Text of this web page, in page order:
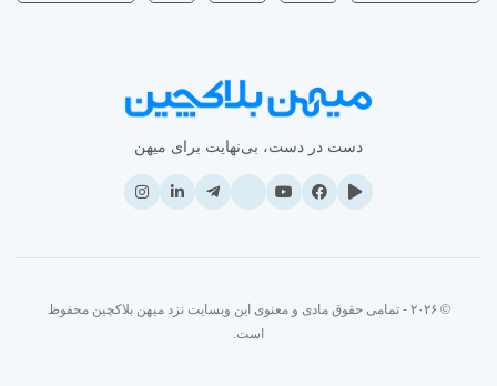
دست در دست، بی‌نهایت برای میهن
© ۲۰۲۶ - تمامی حقوق مادی و معنوی این وبسایت نزد میهن بلاکچین محفوظ
است.